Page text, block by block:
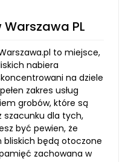
PL
to miejsce,
nabiera
na dziele
zakres usług
grobów, które są
szacunku dla tych,
być pewien, że
będą otoczone
zachowana w